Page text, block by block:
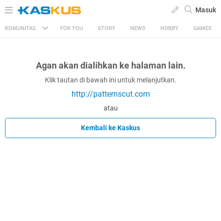
Masuk
KOMUNITAS FOR YOU STORY NEWS HOBBY GAMES
Agan akan dialihkan ke halaman lain.
Klik tautan di bawah ini untuk melanjutkan.
http://patternscut.com
atau
Kembali ke Kaskus